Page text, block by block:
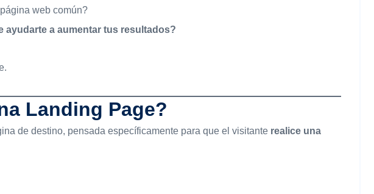
web común?
ayudarte a aumentar tus resultados?
Landing Page?
de destino, pensada específicamente para que el visitante realice una